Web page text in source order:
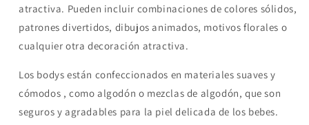
atractiva. Pueden incluir combinaciones de colores sólidos,
patrones divertidos, dibujos animados, motivos florales o
cualquier otra decoración atractiva.
Los bodys están confeccionados en materiales suaves y
cómodos , como algodón o mezclas de algodón, que son
seguros y agradables para la piel delicada de los bebes.